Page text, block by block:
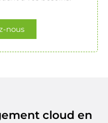
nous
cloud en